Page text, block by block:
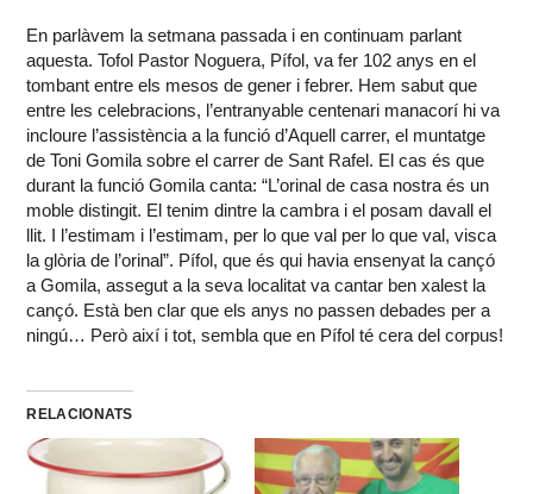
En parlàvem la setmana passada i en continuam parlant
aquesta. Tofol Pastor Noguera, Pífol, va fer 102 anys en el
tombant entre els mesos de gener i febrer. Hem sabut que
entre les celebracions, l’entranyable centenari manacorí hi va
incloure l’assistència a la funció d’Aquell carrer, el muntatge
de Toni Gomila sobre el carrer de Sant Rafel. El cas és que
durant la funció Gomila canta: “L’orinal de casa nostra és un
moble distingit. El tenim dintre la cambra i el posam davall el
llit. I l’estimam i l’estimam, per lo que val per lo que val, visca
la glòria de l’orinal”. Pífol, que és qui havia ensenyat la cançó
a Gomila, assegut a la seva localitat va cantar ben xalest la
cançó. Està ben clar que els anys no passen debades per a
ningú… Però així i tot, sembla que en Pífol té cera del corpus!
RELACIONATS